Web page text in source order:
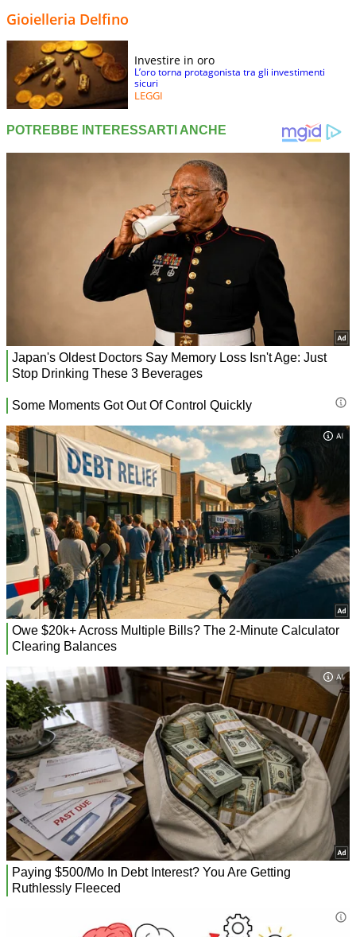
Gioielleria Delfino
Investire in oro
L’oro torna protagonista tra gli investimenti
sicuri
LEGGI